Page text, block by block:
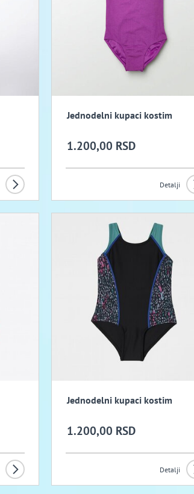
Jednodelni kupaci kostim
1.200,00 RSD
Detalji
Jednodelni kupaci kostim
1.200,00 RSD
Detalji